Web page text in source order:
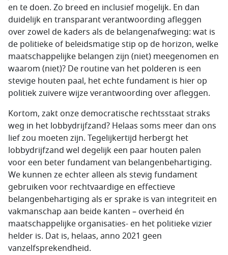
en te doen. Zo breed en inclusief mogelijk. En dan
duidelijk en transparant verantwoording afleggen
over zowel de kaders als de belangenafweging: wat is
de politieke of beleidsmatige stip op de horizon, welke
maatschappelijke belangen zijn (niet) meegenomen en
waarom (niet)? De routine van het polderen is een
stevige houten paal, het echte fundament is hier op
politiek zuivere wijze verantwoording over afleggen.
Kortom, zakt onze democratische rechtsstaat straks
weg in het lobbydrijfzand? Helaas soms meer dan ons
lief zou moeten zijn. Tegelijkertijd herbergt het
lobbydrijfzand wel degelijk een paar houten palen
voor een beter fundament van belangenbehartiging.
We kunnen ze echter alleen als stevig fundament
gebruiken voor rechtvaardige en effectieve
belangenbehartiging als er sprake is van integriteit en
vakmanschap aan beide kanten – overheid én
maatschappelijke organisaties- en het politieke vizier
helder is. Dat is, helaas, anno 2021 geen
vanzelfsprekendheid.